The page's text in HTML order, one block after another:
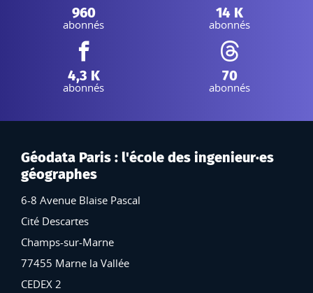
Instagram :
960
abonnés
Linkedin :
14 K
abonnés
Facebook :
4,3 K
abonnés
Threads :
70
abonnés
Géodata Paris : l'école des ingenieur·es
géographes
6-8 Avenue Blaise Pascal
Cité Descartes
Champs-sur-Marne
77455 Marne la Vallée
CEDEX 2